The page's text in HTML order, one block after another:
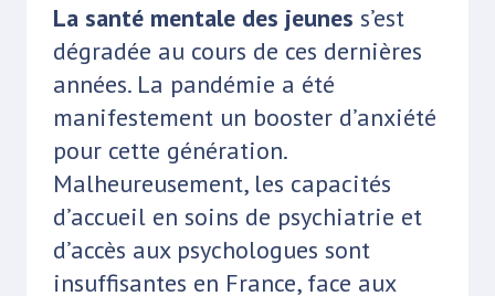
La santé mentale des jeunes s’est
dégradée au cours de ces dernières
années. La pandémie a été
manifestement un booster d’anxiété
pour cette génération.
Malheureusement, les capacités
d’accueil en soins de psychiatrie et
d’accès aux psychologues sont
insuffisantes en France, face aux